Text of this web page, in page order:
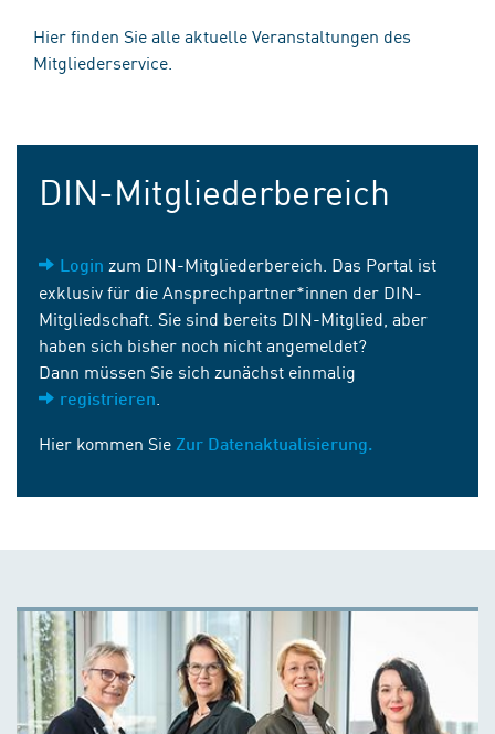
Hier finden Sie alle aktuelle Veranstaltungen des
Mitgliederservice.
DIN-Mitgliederbereich
Login zum DIN-Mitgliederbereich. Das Portal ist
exklusiv für die Ansprechpartner*innen der DIN-
Mitgliedschaft. Sie sind bereits DIN-Mitglied, aber
haben sich bisher noch nicht angemeldet?
Dann müssen Sie sich zunächst einmalig
registrieren
Hier kommen Sie Zur Datenaktualisierung.